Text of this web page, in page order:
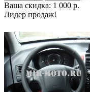
Ваша скидка: 1 000 р.
Лидер продаж!